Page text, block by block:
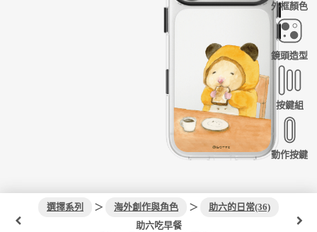
外框顏色
鏡頭造型
按鍵組
動作按鍵
選擇系列 ＞ 海外創作與角色 ＞
助六的日常(36)
助六吃早餐